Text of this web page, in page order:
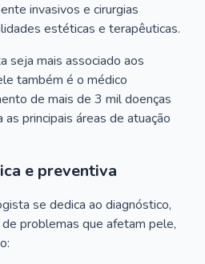
invasivos e cirurgias
estéticas e terapêuticas.
seja mais associado aos
também é o médico
de mais de 3 mil doenças
principais áreas de atuação
e preventiva
se dedica ao diagnóstico,
problemas que afetam pele,